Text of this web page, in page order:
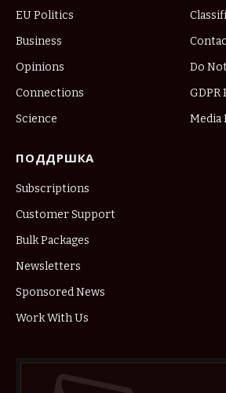
EU Politics
Business
Opinions
Connections
Science
Do
GDPR
Media
ПОДДРШКА
Subscriptions
Customer Support
Bulk Packages
Newsletters
Sponsored News
Work With Us